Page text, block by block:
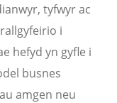
tyfwyr ac
i
hefyd yn gyfle i
busnes
amgen neu